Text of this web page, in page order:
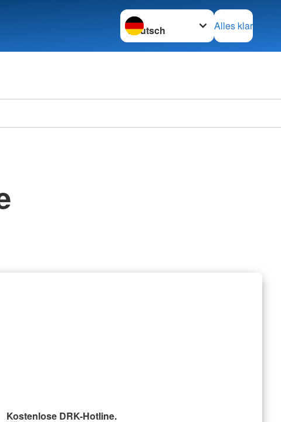
Sprache wechseln zu
Alles klar
Kostenlose DRK-Hotline.